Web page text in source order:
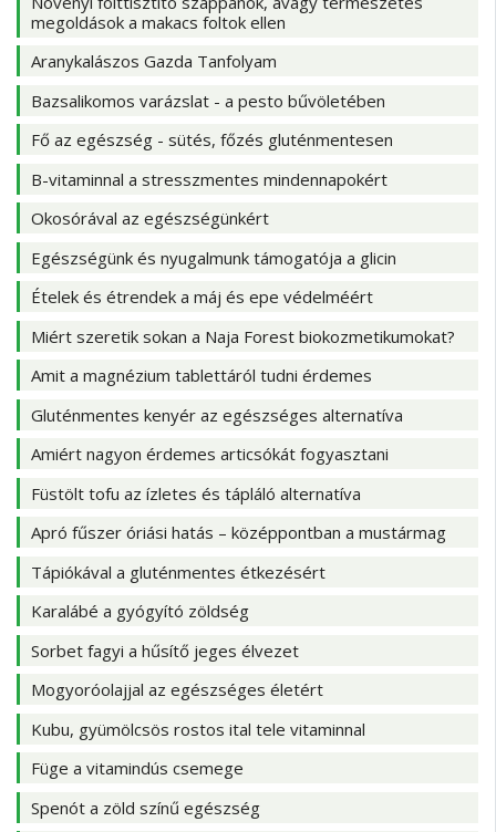
megoldások a makacs foltok ellen
Aranykalászos Gazda Tanfolyam
Bazsalikomos varázslat - a pesto bűvöletében
Fő az egészség - sütés, főzés gluténmentesen
B-vitaminnal a stresszmentes mindennapokért
Okosórával az egészségünkért
Egészségünk és nyugalmunk támogatója a glicin
Ételek és étrendek a máj és epe védelméért
Miért szeretik sokan a Naja Forest biokozmetikumokat?
Amit a magnézium tablettáról tudni érdemes
Gluténmentes kenyér az egészséges alternatíva
Amiért nagyon érdemes articsókát fogyasztani
Füstölt tofu az ízletes és tápláló alternatíva
Apró fűszer óriási hatás – középpontban a mustármag
Tápiókával a gluténmentes étkezésért
Karalábé a gyógyító zöldség
Sorbet fagyi a hűsítő jeges élvezet
Mogyoróolajjal az egészséges életért
Kubu, gyümölcsös rostos ital tele vitaminnal
Füge a vitamindús csemege
Spenót a zöld színű egészség